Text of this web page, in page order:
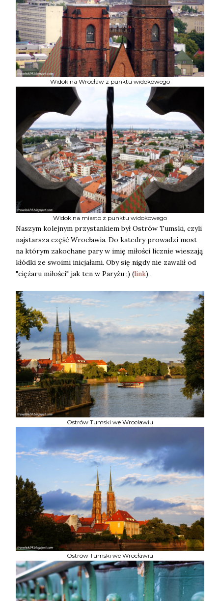
Widok na Wrocław z punktu widokowego
Widok na miasto z punktu widokowego
Naszym kolejnym przystankiem był Ostrów Tumski, czyli
najstarsza część Wrocławia. Do katedry prowadzi most
na którym zakochane pary w imię miłości licznie wieszają
kłódki ze swoimi inicjałami. Oby się nigdy nie zawalił od
"ciężaru miłości" jak ten w Paryżu ;) (link) .
Ostrów Tumski we Wrocławiu
Ostrów Tumski we Wrocławiu